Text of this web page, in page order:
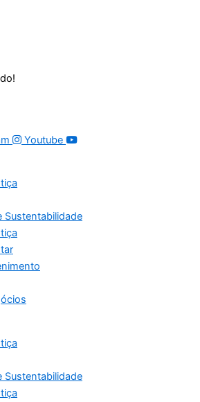
Youtube
Sustentabilidade
Sustentabilidade